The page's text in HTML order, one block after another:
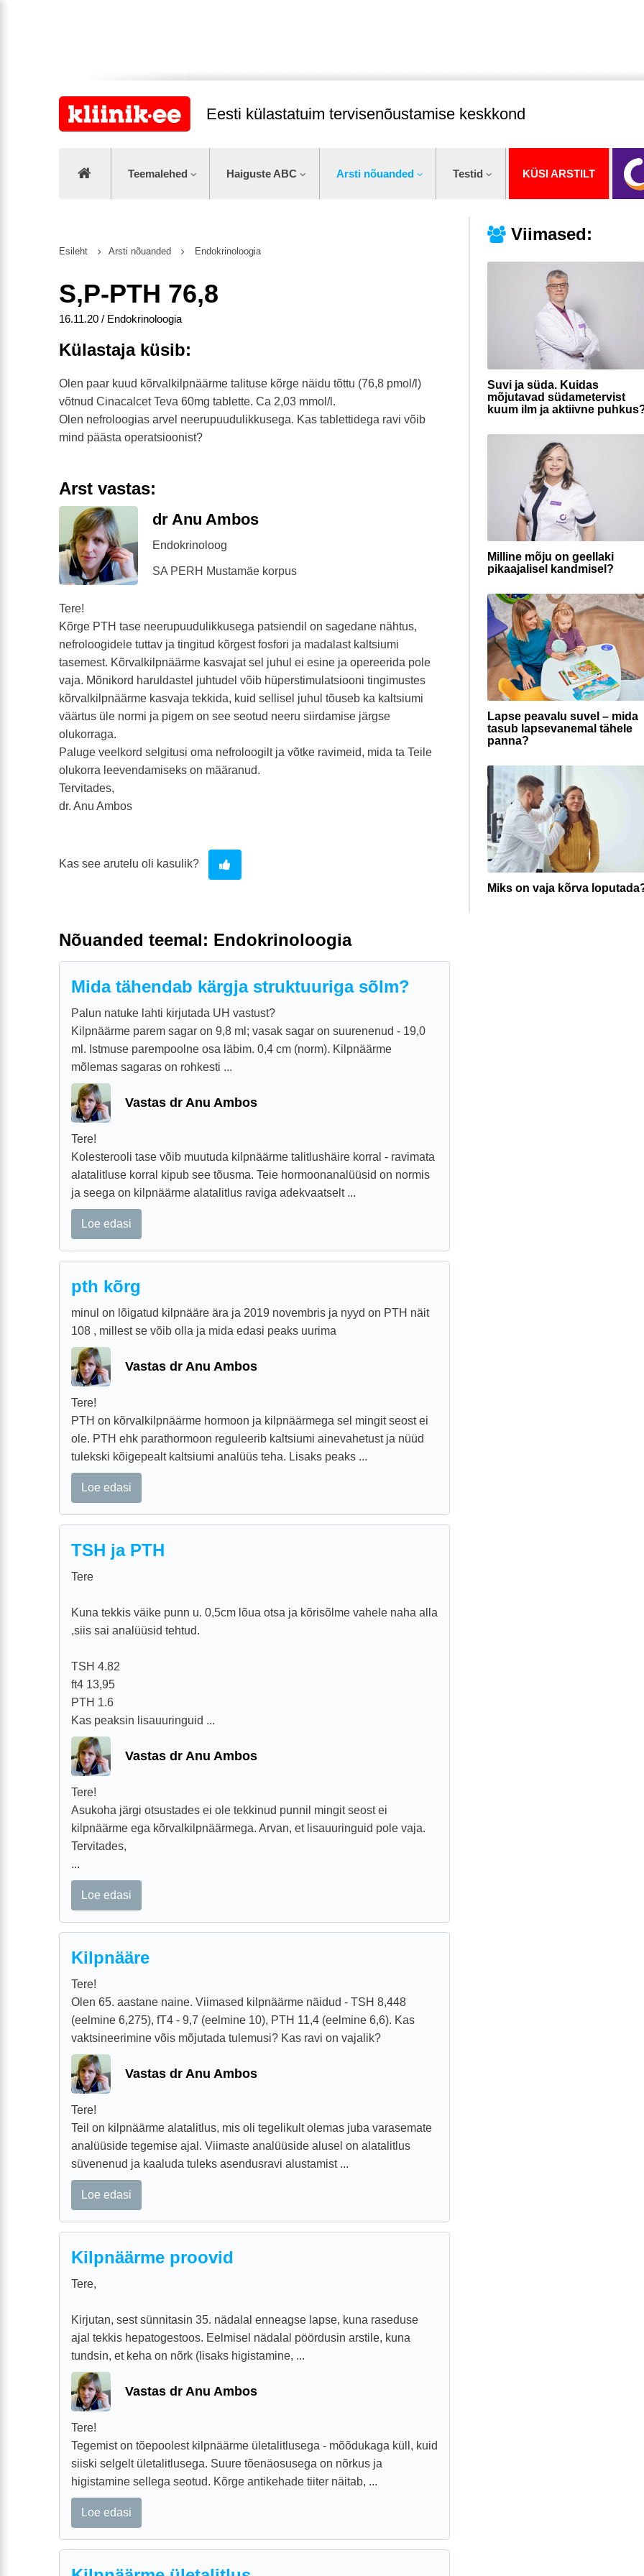
Eesti külastatuim tervisenõustamise keskkond
Teemalehed Haiguste ABC Arsti nõuanded Testid KÜSI ARSTILT
Viimased:
Suvi ja süda. Kuidas
mõjutavad südametervist
kuum ilm ja aktiivne
Milline mõju on geellaki
pikaajalisel kandmisel?
Lapse peavalu suvel – mida
tasub lapsevanemal tähele
panna?
Miks on vaja kõrva
Esileht Arsti nõuanded Endokrinoloogia
S,P-PTH 76,8
16.11.20 / Endokrinoloogia
Külastaja küsib:
Olen paar kuud kõrvalkilpnäärme talituse kõrge näidu tõttu (76,8 pmol/l)
võtnud Cinacalcet Teva 60mg tablette. Ca 2,03 mmol/l.
Olen nefroloogias arvel neerupuudulikkusega. Kas tablettidega ravi võib
mind päästa operatsioonist?
Arst vastas:
dr Anu Ambos
Endokrinoloog
SA PERH Mustamäe korpus
Tere!
Kõrge PTH tase neerupuudulikkusega patsiendil on sagedane nähtus,
nefroloogidele tuttav ja tingitud kõrgest fosfori ja madalast kaltsiumi
tasemest. Kõrvalkilpnäärme kasvajat sel juhul ei esine ja opereerida pole
vaja. Mõnikord haruldastel juhtudel võib hüperstimulatsiooni tingimustes
kõrvalkilpnäärme kasvaja tekkida, kuid sellisel juhul tõuseb ka kaltsiumi
väärtus üle normi ja pigem on see seotud neeru siirdamise järgse
olukorraga.
Paluge veelkord selgitusi oma nefroloogilt ja võtke ravimeid, mida ta Teile
olukorra leevendamiseks on määranud.
Tervitades,
dr. Anu Ambos
Kas see arutelu oli kasulik?
Nõuanded teemal: Endokrinoloogia
Mida tähendab kärgja struktuuriga sõlm?
Palun natuke lahti kirjutada UH vastust?
Kilpnäärme parem sagar on 9,8 ml; vasak sagar on suurenenud - 19,0
ml. Istmuse parempoolne osa läbim. 0,4 cm (norm). Kilpnäärme
mõlemas sagaras on rohkesti ...
Vastas dr Anu Ambos
Tere!
Kolesterooli tase võib muutuda kilpnäärme talitlushäire korral - ravimata
alatalitluse korral kipub see tõusma. Teie hormoonanalüüsid on normis
ja seega on kilpnäärme alatalitlus raviga adekvaatselt ...
Loe edasi
pth kõrg
minul on lõigatud kilpnääre ära ja 2019 novembris ja nyyd on PTH näit
108 , millest se võib olla ja mida edasi peaks uurima
Vastas dr Anu Ambos
Tere!
PTH on kõrvalkilpnäärme hormoon ja kilpnäärmega sel mingit seost ei
ole. PTH ehk parathormoon reguleerib kaltsiumi ainevahetust ja nüüd
tulekski kõigepealt kaltsiumi analüüs teha. Lisaks peaks ...
Loe edasi
TSH ja PTH
Tere
Kuna tekkis väike punn u. 0,5cm lõua otsa ja kõrisõlme vahele naha alla
,siis sai analüüsid tehtud.
TSH 4.82
ft4 13,95
PTH 1.6
Kas peaksin lisauuringuid ...
Vastas dr Anu Ambos
Tere!
Asukoha järgi otsustades ei ole tekkinud punnil mingit seost ei
kilpnäärme ega kõrvalkilpnäärmega. Arvan, et lisauuringuid pole vaja.
Tervitades,
...
Loe edasi
Kilpnääre
Tere!
Olen 65. aastane naine. Viimased kilpnäärme näidud - TSH 8,448
(eelmine 6,275), fT4 - 9,7 (eelmine 10), PTH 11,4 (eelmine 6,6). Kas
vaktsineerimine võis mõjutada tulemusi? Kas ravi on vajalik?
Vastas dr Anu Ambos
Tere!
Teil on kilpnäärme alatalitlus, mis oli tegelikult olemas juba varasemate
analüüside tegemise ajal. Viimaste analüüside alusel on alatalitlus
süvenenud ja kaaluda tuleks asendusravi alustamist ...
Loe edasi
Kilpnäärme proovid
Tere,
Kirjutan, sest sünnitasin 35. nädalal enneagse lapse, kuna raseduse
ajal tekkis hepatogestoos. Eelmisel nädalal pöördusin arstile, kuna
tundsin, et keha on nõrk (lisaks higistamine, ...
Vastas dr Anu Ambos
Tere!
Tegemist on tõepoolest kilpnäärme ületalitlusega - mõõdukaga küll, kuid
siiski selgelt ületalitlusega. Suure tõenäosusega on nõrkus ja
higistamine sellega seotud. Kõrge antikehade tiiter näitab, ...
Loe edasi